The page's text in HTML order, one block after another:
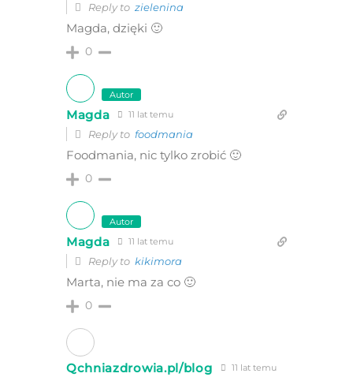
Reply to zielenina
Magda, dzięki 🙂
0
Autor
Magda 11 lat temu
Reply to foodmania
Foodmania, nic tylko zrobić 🙂
0
Autor
Magda 11 lat temu
Reply to kikimora
Marta, nie ma za co 🙂
0
Qchniazdrowia.pl/blog 11 lat temu